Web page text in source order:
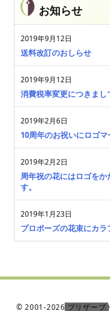
お知らせ
2019年9月12日
送料改訂のおしらせ
2019年9月12日
消費税率変更につきまし
2019年2月6日
10周年のお祝いにロゴマ
2019年2月2日
周年祝の花にはロゴを
す。
2019年1月23日
プロポーズの花束にカ
©2001-2026 プリザーブ